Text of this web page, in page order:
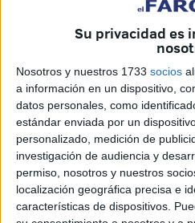
Su privacidad es
Nosotros y nuestros 1733 socios
a información en un dispositivo,
datos personales, como
estándar enviada por un
personalizado, medición de
investigación de audiencia y
permiso, nosotros y nuestros
localización geográfica precisa e
características de dispositivos.
Posts
Carta de los
HACE 6 HORAS
Disparos en el
arma blanca
HACE 6 HORAS
Orgullo de un
su humanidad